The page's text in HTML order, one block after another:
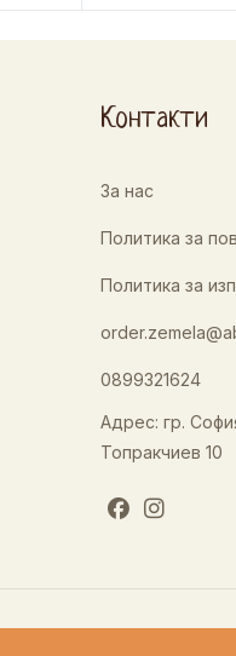
Контакти
За нас
Политика за
Политика за
0899321624
Адрес: гр.
Топракчиев 10